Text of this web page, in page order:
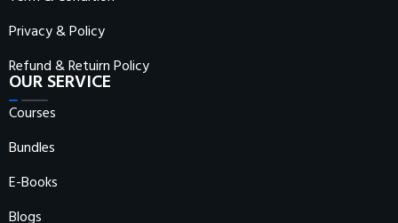
Privacy & Policy
Refund & Retuirn Policy
OUR SERVICE
Courses
Bundles
E-Books
Blogs